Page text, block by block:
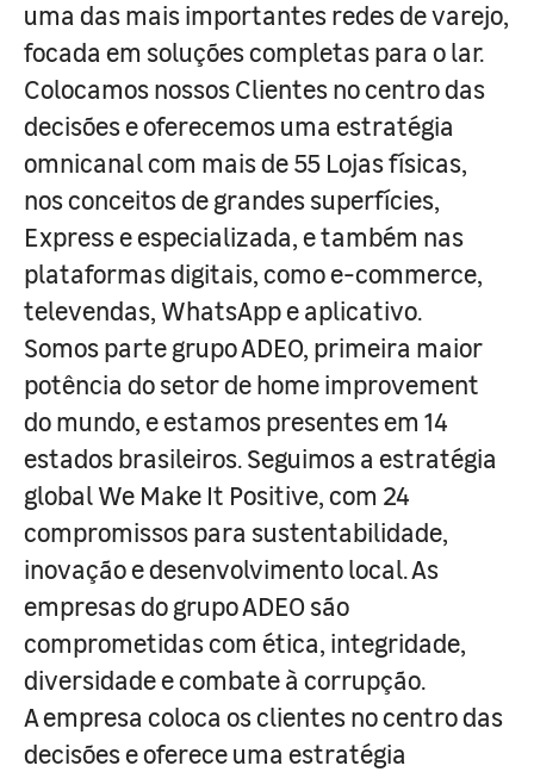
uma das mais importantes redes de varejo,
focada em soluções completas para o lar.
Colocamos nossos Clientes no centro das
decisões e oferecemos uma estratégia
omnicanal com mais de 55 Lojas físicas,
nos conceitos de grandes superfícies,
Express e especializada, e também nas
plataformas digitais, como e-commerce,
televendas, WhatsApp e aplicativo.
Somos parte grupo ADEO, primeira maior
potência do setor de home improvement
do mundo, e estamos presentes em 14
estados brasileiros. Seguimos a estratégia
global We Make It Positive, com 24
compromissos para sustentabilidade,
inovação e desenvolvimento local. As
empresas do grupo ADEO são
comprometidas com ética, integridade,
diversidade e combate à corrupção.
A empresa coloca os clientes no centro das
decisões e oferece uma estratégia